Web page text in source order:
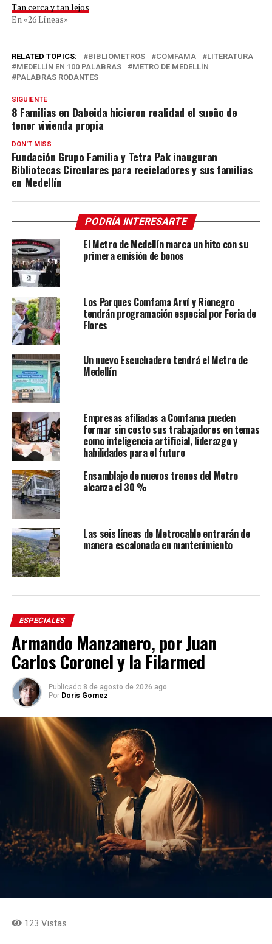
Tan cerca y tan lejos
En «26 Líneas»
RELATED TOPICS: BIBLIOMETROS COMFAMA
LITERATURA
MEDELLÍN EN 100 PALABRAS
METRO DE MEDELLÍN
PALABRAS RODANTES
SIGUIENTE
8 Familias en Dabeida hicieron realidad el sueño de
tener vivienda propia
DON'T MISS
Fundación Grupo Familia y Tetra Pak inauguran
Bibliotecas Circulares para recicladores y sus familias
en Medellín
PODRÍA INTERESARTE
El Metro de Medellín marca un hito con su
primera emisión de bonos
Los Parques Comfama Arví y Rionegro
tendrán programación especial por Feria de
Flores
Un nuevo Escuchadero tendrá el Metro de
Medellín
Empresas afiliadas a Comfama pueden
formar sin costo sus trabajadores en temas
como inteligencia artificial, liderazgo y
habilidades para el futuro
Ensamblaje de nuevos trenes del Metro
alcanza el 30 %
Las seis líneas de Metrocable entrarán de
manera escalonada en mantenimiento
ESPECIALES
Armando Manzanero, por Juan
Carlos Coronel y la Filarmed
Publicado 8 de agosto de 2026 ago
Por Doris Gomez
123 Vistas